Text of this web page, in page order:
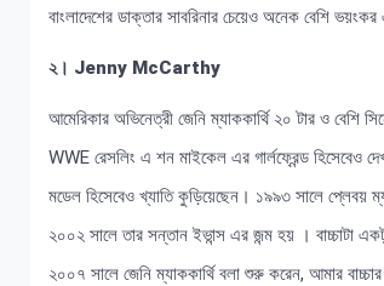
বাংলাদেশের ডাক্তার সাবরিনার চেয়েও অনেক বেশি
২। Jenny McCarthy
আমেরিকার অভিনেত্রী জেনি ম্যাককার্থি ২০ টার ও বেশি
WWE রেসলিং এ শন মাইকেল এর গার্লফ্রেন্ড হিসেবেও
মডেল হিসেবেও খ্যাতি কুড়িয়েছেন। ১৯৯৩ সালে প্লেবয়
২০০২ সালে তার সন্তান ইভান্স এর জন্ম হয় । বাচ্চাটা
২০০৭ সালে জেনি ম্যাককার্থি বলা শুরু করেন, আমার